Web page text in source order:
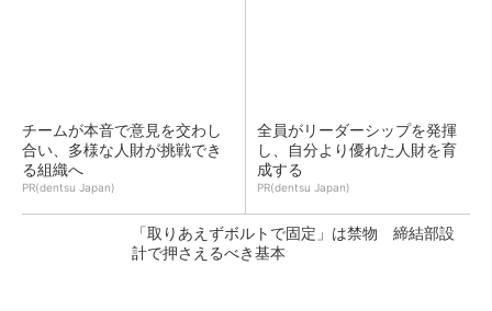
チームが本音で意見を交わし
合い、多様な人財が挑戦でき
る組織へ
PR(dentsu Japan)
全員がリーダーシップを発揮
し、自分より優れた人財を育
成する
PR(dentsu Japan)
「取りあえずボルトで固定」は禁物 締結部設
計で押さえるべき基本